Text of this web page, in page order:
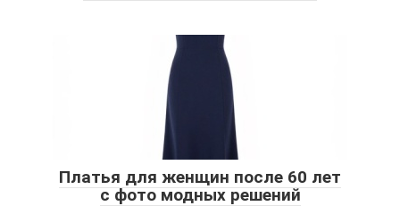
Платья для женщин после 60 лет
с фото модных решений